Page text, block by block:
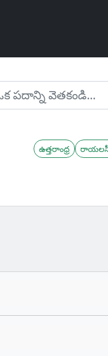
ఉత్తరాంధ్ర